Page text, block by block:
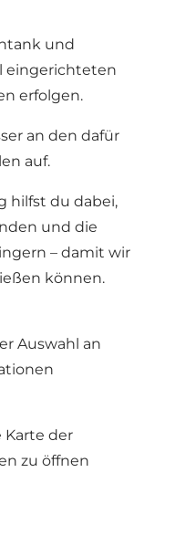
und
eingerichteten
erfolgen.
an den dafür
auf.
hilfst du dabei,
und die
– damit wir
können.
Auswahl an
Karte der
zu öffnen